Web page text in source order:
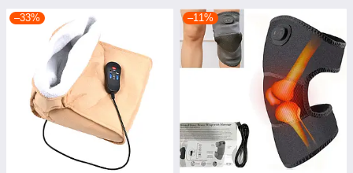
–33% –11%